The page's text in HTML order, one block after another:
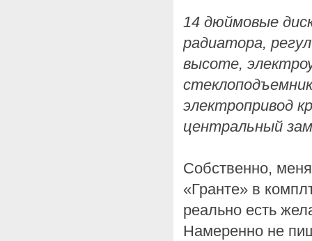
14 дюймовые
радиатора,
высоте,
электропривод
центральный
Собственно,
«Гранте» в
реально есть
Намеренно не